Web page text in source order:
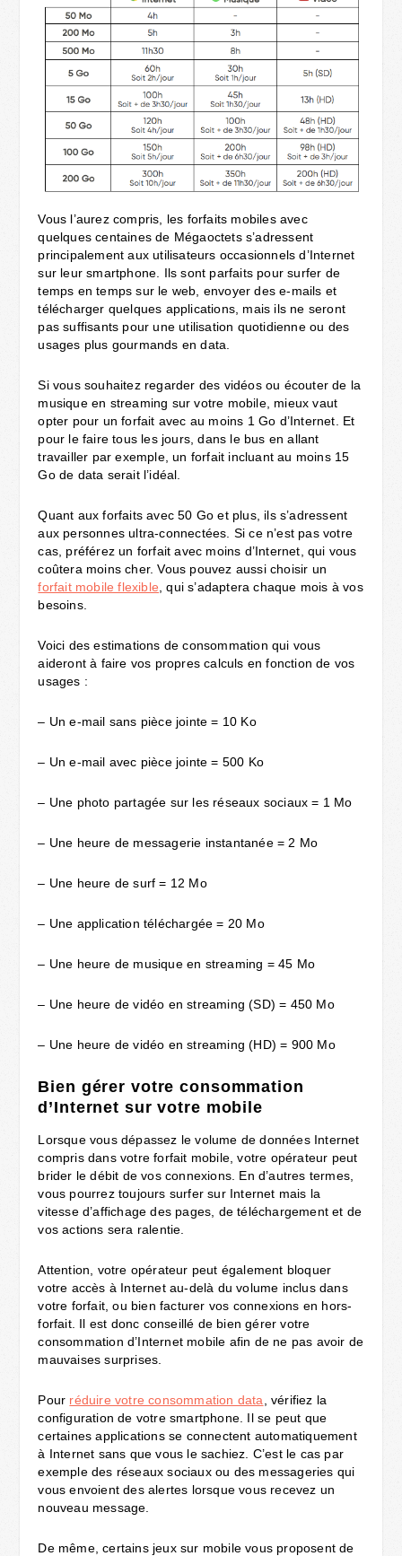
Vous l’aurez compris, les forfaits mobiles avec
quelques centaines de Mégaoctets s’adressent
principalement aux utilisateurs occasionnels d’Internet
sur leur smartphone. Ils sont parfaits pour surfer de
temps en temps sur le web, envoyer des e-mails et
télécharger quelques applications, mais ils ne seront
pas suffisants pour une utilisation quotidienne ou des
usages plus gourmands en data.
Si vous souhaitez regarder des vidéos ou écouter de la
musique en streaming sur votre mobile, mieux vaut
opter pour un forfait avec au moins 1 Go d’Internet. Et
pour le faire tous les jours, dans le bus en allant
travailler par exemple, un forfait incluant au moins 15
Go de data serait l’idéal.
Quant aux forfaits avec 50 Go et plus, ils s’adressent
aux personnes ultra-connectées. Si ce n’est pas votre
cas, préférez un forfait avec moins d’Internet, qui vous
coûtera moins cher. Vous pouvez aussi choisir un
forfait mobile flexible , qui s’adaptera chaque mois à vos
besoins.
Voici des estimations de consommation qui vous
aideront à faire vos propres calculs en fonction de vos
usages :
– Un e-mail sans pièce jointe = 10 Ko
– Un e-mail avec pièce jointe = 500 Ko
– Une photo partagée sur les réseaux sociaux = 1 Mo
– Une heure de messagerie instantanée = 2 Mo
– Une heure de surf = 12 Mo
– Une application téléchargée = 20 Mo
– Une heure de musique en streaming = 45 Mo
– Une heure de vidéo en streaming (SD) = 450 Mo
– Une heure de vidéo en streaming (HD) = 900 Mo
Bien gérer votre consommation
d’Internet sur votre mobile
Lorsque vous dépassez le volume de données Internet
compris dans votre forfait mobile, votre opérateur peut
brider le débit de vos connexions. En d’autres termes,
vous pourrez toujours surfer sur Internet mais la
vitesse d’affichage des pages, de téléchargement et de
vos actions sera ralentie.
Attention, votre opérateur peut également bloquer
votre accès à Internet au-delà du volume inclus dans
votre forfait, ou bien facturer vos connexions en hors-
forfait. Il est donc conseillé de bien gérer votre
consommation d’Internet mobile afin de ne pas avoir de
mauvaises surprises.
Pour réduire votre consommation data
, vérifiez la
configuration de votre smartphone. Il se peut que
certaines applications se connectent automatiquement
à Internet sans que vous le sachiez. C’est le cas par
exemple des réseaux sociaux ou des messageries qui
vous envoient des alertes lorsque vous recevez un
nouveau message.
De même, certains jeux sur mobile vous proposent de